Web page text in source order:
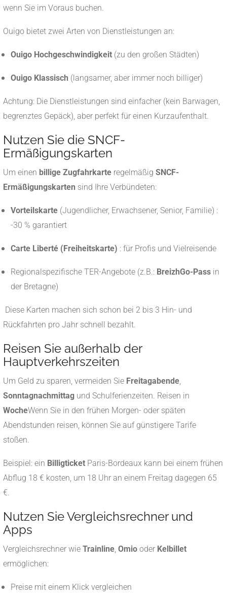
wenn Sie im Voraus buchen.
Ouigo bietet zwei Arten von Dienstleistungen an:
Ouigo Hochgeschwindigkeit (zu den großen Städten)
Ouigo Klassisch (langsamer, aber immer noch billiger)
Achtung: Die Dienstleistungen sind einfacher (kein Barwagen,
begrenztes Gepäck), aber perfekt für einen Kurzaufenthalt.
Nutzen Sie die SNCF-
Ermäßigungskarten
Um einen billige Zugfahrkarte regelmäßig SNCF-
Ermäßigungskarten sind Ihre Verbündeten:
Vorteilskarte (Jugendlicher, Erwachsener, Senior, Familie) :
-30 % garantiert
Carte Liberté (Freiheitskarte) : für Profis und Vielreisende
Regionalspezifische TER-Angebote (z.B.: BreizhGo-Pass in
der Bretagne)
Diese Karten machen sich schon bei 2 bis 3 Hin- und
Rückfahrten pro Jahr schnell bezahlt.
Reisen Sie außerhalb der
Hauptverkehrszeiten
Um Geld zu sparen, vermeiden Sie Freitagabende,
Sonntagnachmittag und Schulferienzeiten. Reisen in
WocheWenn Sie in den frühen Morgen- oder späten
Abendstunden reisen, können Sie auf günstigere Tarife
stoßen.
Beispiel: ein Billigticket Paris-Bordeaux kann bei einem frühen
Abflug 18 € kosten, um 18 Uhr an einem Freitag dagegen 65
€.
Nutzen Sie Vergleichsrechner und
Apps
Vergleichsrechner wie Trainline, Omio oder Kelbillet
ermöglichen:
Preise mit einem Klick vergleichen